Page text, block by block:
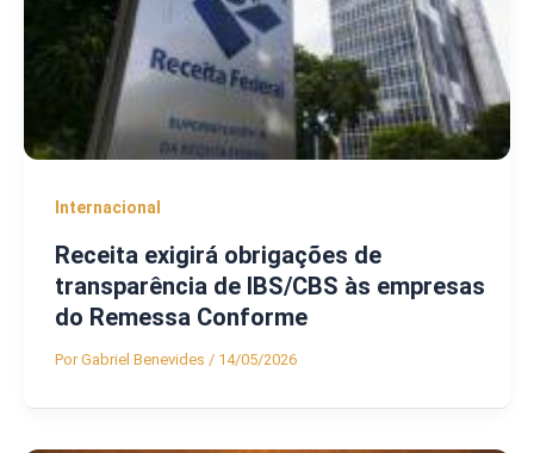
Internacional
Receita exigirá obrigações de
transparência de IBS/CBS às empresas
do Remessa Conforme
PorGabriel Benevides / 14/05/2026